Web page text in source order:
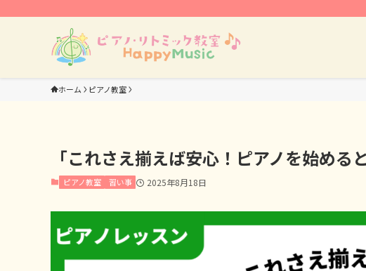
ホーム ピアノ教室
「これさえ揃えば安心！ピアノを始める
ピアノ教室 習い事 2025年8月18日